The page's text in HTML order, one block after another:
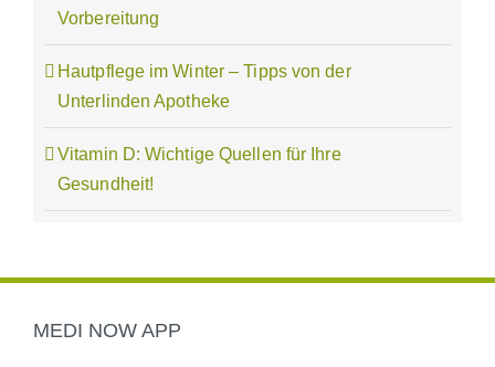
Vorbereitung
Hautpflege im Winter – Tipps von der
Unterlinden Apotheke
Vitamin D: Wichtige Quellen für Ihre
Gesundheit!
MEDI NOW APP